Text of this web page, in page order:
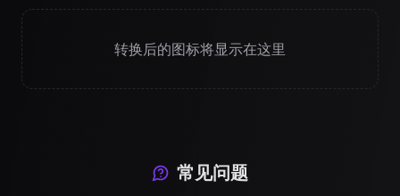
转换后的图标将显示在这里
常见问题